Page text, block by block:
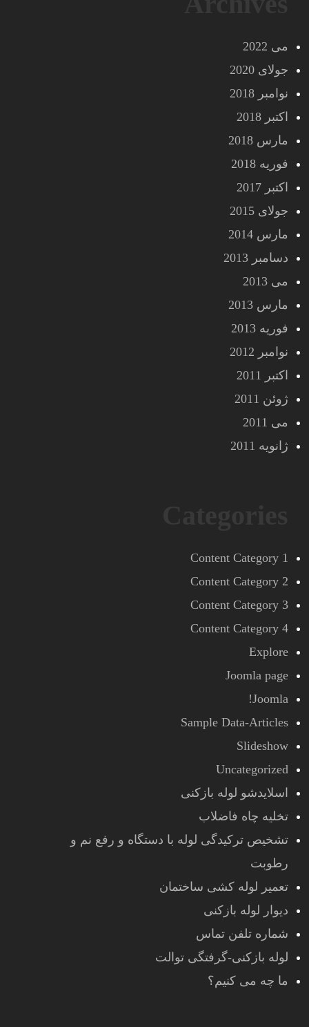
می 2022
جولای 2020
نوامبر 2018
اکتبر 2018
مارس 2018
فوریه 2018
اکتبر 2017
جولای 2015
مارس 2014
دسامبر 2013
می 2013
مارس 2013
فوریه 2013
نوامبر 2012
اکتبر 2011
ژوئن 2011
می 2011
ژانویه 2011
Content Category 1
Content Category 2
Content Category 3
Content Category 4
Explore
Joomla page
Joomla!
Sample Data-Articles
Slideshow
Uncategorized
اسلایدشو لوله بازکنی
تخلیه چاه فاضلاب
تشخیص ترکیدگی لوله با دستگاه و رفع نم و
رطوبت
تعمیر لوله کشی ساختمان
دیوار لوله بازکنی
شماره تلفن تماس
لوله بازکنی-گرفتگی توالت
ما چه می کنیم؟